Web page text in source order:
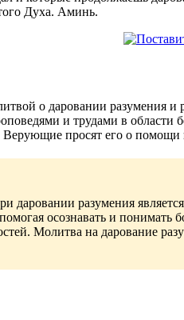
Духа. Аминь.
о даровании разумения
и трудами в
просят его о
разумения
осознавать и
Молитва на дарование